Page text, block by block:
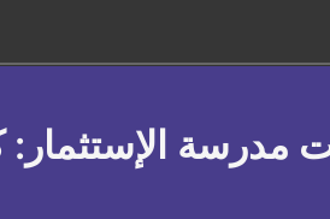
مدرسة الإستثمار :